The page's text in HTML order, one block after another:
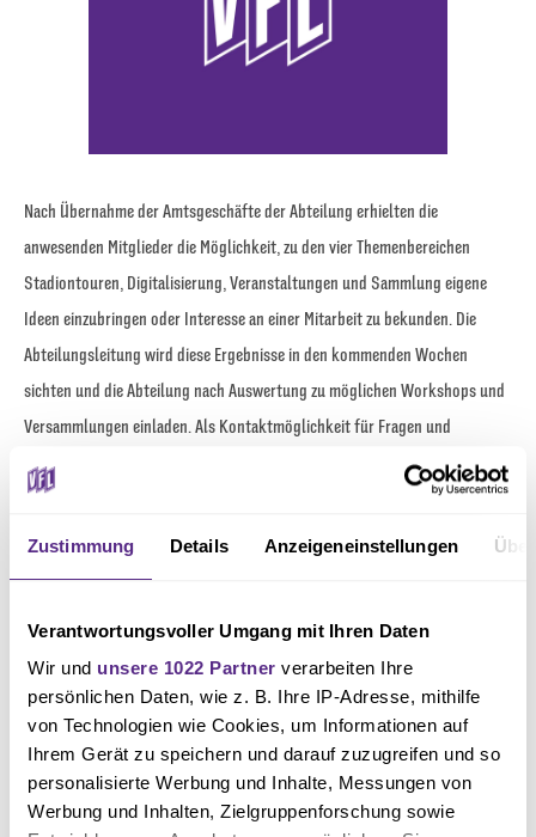
Zustimmung Details Anzeigeneinstellungen
Verantwortungsvoller Umgang mit Ihren Daten
Wir und unsere 1022 Partner verarbeiten Ihre
persönlichen Daten, wie z. B. Ihre IP-Adresse, mithilfe
von Technologien wie Cookies, um Informationen auf
Ihrem Gerät zu speichern und darauf zuzugreifen und so
personalisierte Werbung und Inhalte, Messungen von
Werbung und Inhalten, Zielgruppenforschung sowie
Nach Übernahme der Amtsgeschäfte der Abteilung erhielten die
anwesenden Mitglieder die Möglichkeit, zu den vier Themenbereichen
Stadiontouren, Digitalisierung, Veranstaltungen und Sammlung eigene
Ideen einzubringen oder Interesse an einer Mitarbeit zu bekunden. Die
Abteilungsleitung wird diese Ergebnisse in den kommenden Wochen
sichten und die Abteilung nach Auswertung zu möglichen Workshops und
Versammlungen einladen. Als Kontaktmöglichkeit für Fragen und
Anregungen gilt die E-Mail-Adresse museum@vfl.de.
Interessierte sind weiterhin eingeladen, zum Zusatzbeitrag von 18,99 €
Foto: Florian Mora